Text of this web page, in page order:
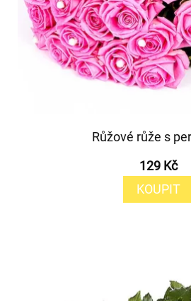
Růžové růže s
129 Kč
KOUPIT